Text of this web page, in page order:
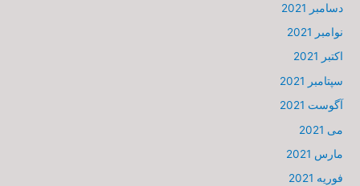
دسامبر 2021
نوامبر 2021
اکتبر 2021
سپتامبر 2021
آگوست 2021
می 2021
مارس 2021
فوریه 2021